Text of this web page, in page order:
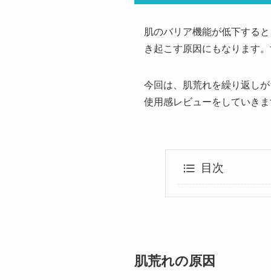
肌のバリア機能が低下する
き起こす原因にもなります
今回は、肌荒れを繰り返し
使用感レビューをしていき
目次
肌荒れの原因